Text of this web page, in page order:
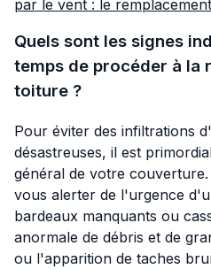
par le vent : le
Quels sont les signes
temps de procéder à la
toiture ?
Pour éviter des infiltrations
désastreuses, il est
général de votre
vous alerter de l'urgence
bardeaux manquants ou
anormale de débris et de
ou l'apparition de taches